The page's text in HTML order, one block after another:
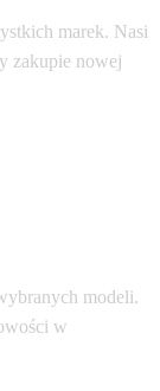
marek. Nasi
zakupie nowej
modeli.
w